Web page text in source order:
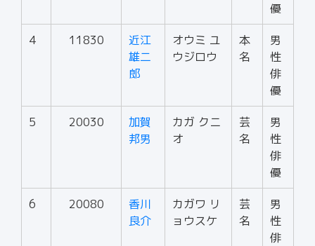
優
4 11830
近江
雄二
郎
オウミ ユ
ウジロウ
本
名
男
性
俳
優
5 20030
加賀
邦男
カガ クニ
オ
芸
名
男
性
俳
優
6 20080
香川
良介
カガワ リ
ョウスケ
芸
名
男
性
俳